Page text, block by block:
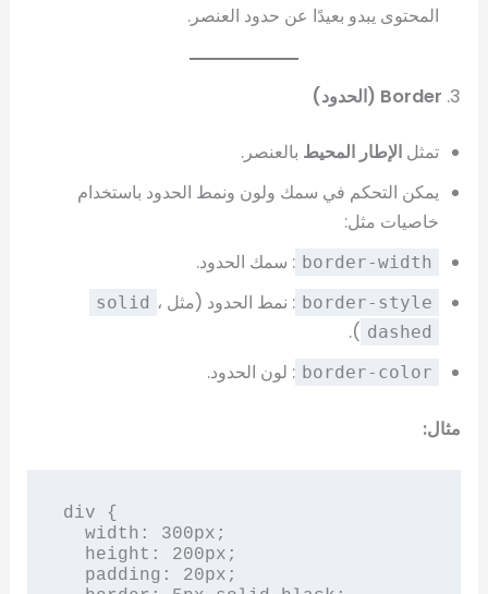
المحتوى يبدو بعيدًا عن حدود العنصر.
3. Border (الحدود)
تمثلالإطار المحيط بالعنصر.
يمكن التحكم في سمك ولون ونمط الحدود باستخدام
خاصيات مثل:
border-width : سمك الحدود.
border-style : نمط الحدود (مثل solid ،
dashed
).
border-color : لون الحدود.
مثال:
div {